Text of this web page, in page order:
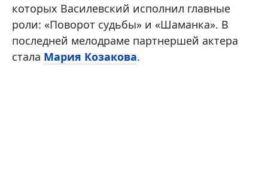
которых Василевский исполнил главные
роли: «Поворот судьбы» и «Шаманка». В
последней мелодраме партнершей актера
стала Мария Козакова.